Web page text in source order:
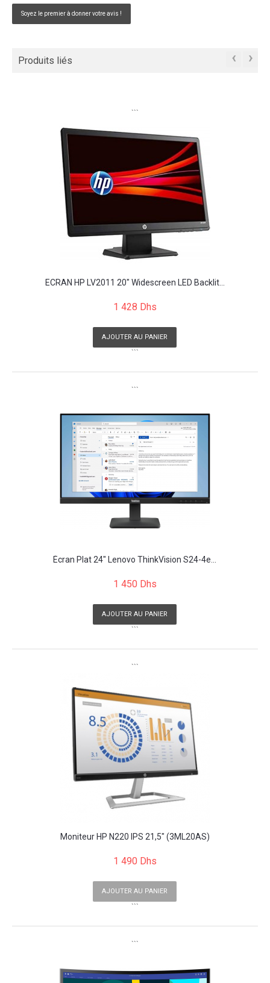
Soyez le premier à donner votre avis !
Produits liés ‹ ›
```
ECRAN HP LV2011 20" Widescreen LED Backlit...
1 428 Dhs
AJOUTER AU PANIER
```
```
Écran Plat 24" Lenovo ThinkVision S24-4e...
1 450 Dhs
AJOUTER AU PANIER
```
```
Moniteur HP N220 IPS 21,5" (3ML20AS)
1 490 Dhs
AJOUTER AU PANIER
```
```